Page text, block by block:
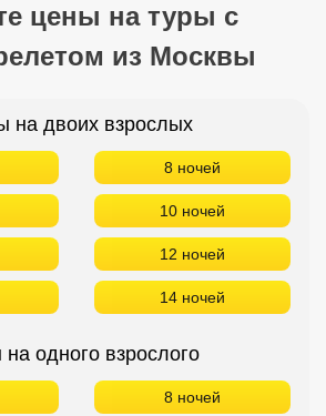
цены на туры с
из Москвы
на двоих взрослых
8 ночей
10 ночей
12 ночей
14 ночей
одного взрослого
8 ночей